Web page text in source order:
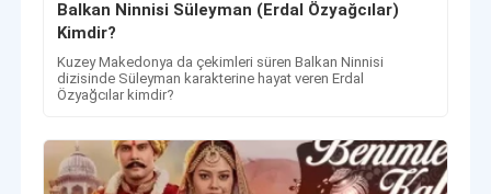
Balkan Ninnisi Süleyman (Erdal Özyağcılar)
Kimdir?
Kuzey Makedonya da çekimleri süren Balkan Ninnisi
dizisinde Süleyman karakterine hayat veren Erdal
Özyağcılar kimdir?